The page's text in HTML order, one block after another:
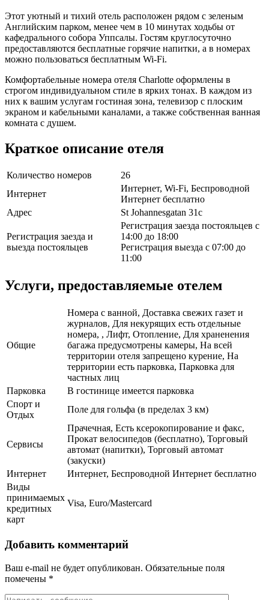
Этот уютный и тихий отель расположен рядом с зеленым
Английским парком, менее чем в 10 минутах ходьбы от
кафедрального собора Уппсалы. Гостям круглосуточно
предоставляются бесплатные горячие напитки, а в номерах
можно пользоваться бесплатным Wi-Fi.
Комфортабельные номера отеля Charlotte оформлены в
строгом индивидуальном стиле в ярких тонах. В каждом из
них к вашим услугам гостиная зона, телевизор с плоским
экраном и кабельными каналами, а также собственная ванная
комната с душем.
Краткое описание отеля
Количество номеров
26
Интернет
Интернет, Wi-Fi, Беспроводной
Интернет бесплатно
Адрес
St Johannesgatan 31c
Регистрация заезда и
выезда постояльцев
Регистрация заезда постояльцев с
14:00 до 18:00
Регистрация выезда с 07:00 до
11:00
Услуги, предоставляемые отелем
Общие
Номера с ванной, Доставка свежих газет и
журналов, Для некурящих есть отдельные
номера, , Лифт, Отопление, Для храненения
багажа предусмотрены камеры, На всей
территории отеля запрещено курение, На
территории есть парковка, Парковка для
частных лиц
Парковка
В гостинице имеется парковка
Спорт и
Отдых
Поле для гольфа (в пределах 3 км)
Сервисы
Прачечная, Есть ксерокопирование и факс,
Прокат велосипедов (бесплатно), Торговый
автомат (напитки), Торговый автомат
(закуски)
Интернет
Интернет, Беспроводной Интернет бесплатно
Виды
принимаемых
кредитных
карт
Visa, Euro/Mastercard
Добавить комментарий
Ваш e-mail не будет опубликован. Обязательные поля
помечены *